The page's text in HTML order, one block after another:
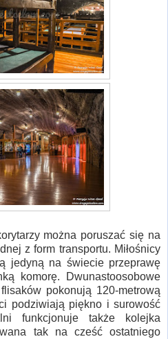
można poruszać się na
z form transportu. Miłośnicy
jedyną na świecie przeprawę
komorę. Dwunastoosobowe
pokonują 120-metrową
podziwiają piękno i surowość
funkcjonuje także kolejka
tak na cześć ostatniego